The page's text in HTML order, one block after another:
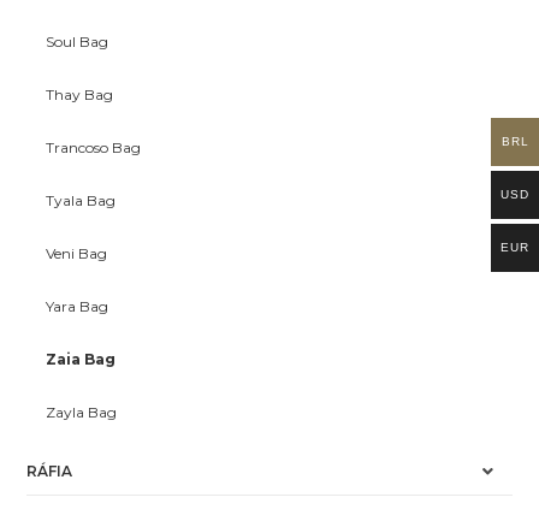
Soul Bag
Thay Bag
Trancoso Bag
Tyala Bag
Veni Bag
Yara Bag
Zaia Bag
Zayla Bag
RÁFIA
BRL
USD
EUR